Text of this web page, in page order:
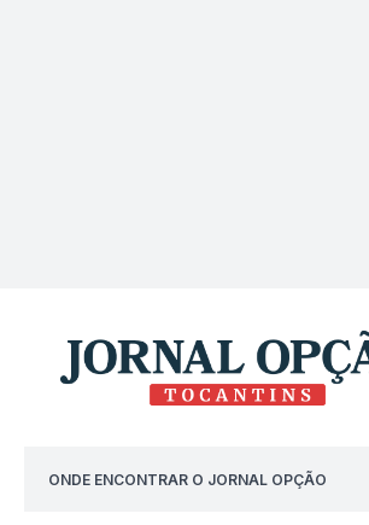
ONDE ENCONTRAR O JORNAL OPÇÃO